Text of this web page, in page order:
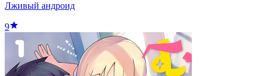
Лживый андроид
9